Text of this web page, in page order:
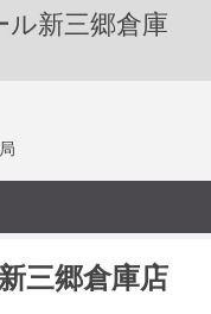
ル新三郷倉庫
三郷倉庫店